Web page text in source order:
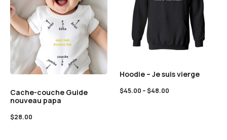
Cache-couche Guide
nouveau papa
$28.00
Hoodie – Je suis vierge
$45.00 –$48.00